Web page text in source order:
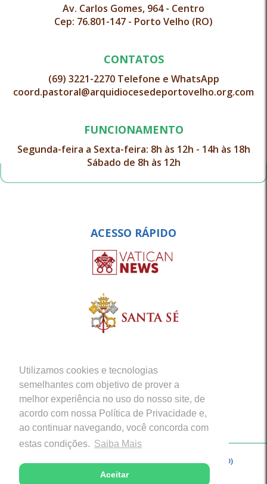
Utilizamos cookies e tecnologias
semelhantes com objetivo de prover a
melhor experiência no uso do nosso site, de
acordo com nossa Política de Privacidade e,
ao continuar navegando, você concorda com
estas condições. Saiba Mais
Aceitar
Av. Carlos Gomes, 964 - Centro
Cep: 76.801-147 - Porto Velho (RO)
CONTATOS
(69) 3221-2270 Telefone e WhatsApp
coord.pastoral@arquidiocesedeportovelho.org.com
FUNCIONAMENTO
Segunda-feira a Sexta-feira: 8h às 12h - 14h às 18h
Sábado de 8h às 12h
ACESSO RÁPIDO
Copyright © 2026 - Arquidiocese de Porto Velho (RO)
Desenvolvido com excelência por